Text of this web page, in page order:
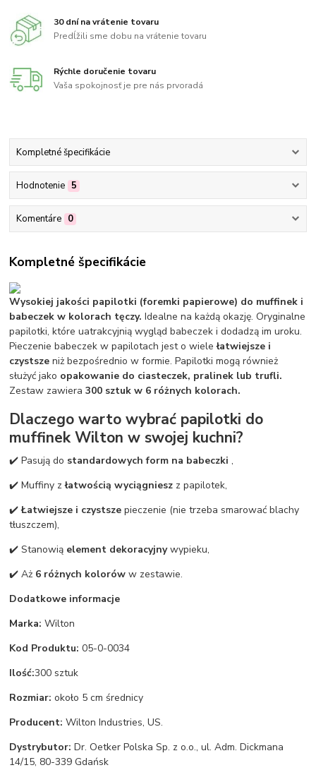
30 dní na vrátenie tovaru
Predĺžili sme dobu na vrátenie tovaru
Rýchle doručenie tovaru
Vaša spokojnosť je pre nás prvoradá
Kompletné špecifikácie
Hodnotenie 5
Komentáre 0
Kompletné špecifikácie
Wysokiej jakości papilotki (foremki papierowe) do muffinek i
babeczek w kolorach tęczy.Idealne na każdą okazję. Oryginalne
papilotki, które uatrakcyjnią wygląd babeczek i dodadzą im uroku.
Pieczenie babeczek w papilotach jest o wielełatwiejsze i
czystszeniż bezpośrednio w formie. Papilotki mogą również
służyć jako opakowanie do ciasteczek, pralinek lub trufli.
Zestaw zawiera300 sztuk w 6 różnych kolorach.
Dlaczego warto wybrać papilotki do
muffinek Wilton w swojej kuchni?
✔️ Pasują do standardowych form na babeczki,
✔️ Muffiny złatwością wyciągniesz z papilotek,
✔️Łatwiejsze i czystszepieczenie (nie trzeba smarować blachy
tłuszczem),
✔️ Stanowią element dekoracyjnywypieku,
✔️ Aż 6 różnych koloróww zestawie.
Dodatkowe informacje
Marka:Wilton
Kod Produktu:05-0-0034
Ilość:300 sztuk
Rozmiar:około 5 cm średnicy
Producent: Wilton Industries, US.
Dystrybutor: Dr. Oetker Polska Sp. z o.o., ul. Adm. Dickmana
14/15, 80-339 Gdańsk